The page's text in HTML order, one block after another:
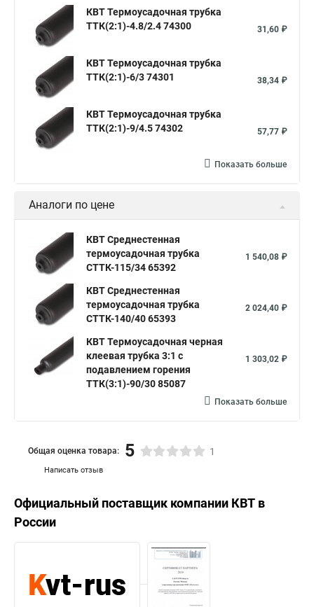
КВТ Термоусадочная трубка
ТТК(2:1)-4.8/2.4 74300
31,60 ₽
КВТ Термоусадочная трубка
ТТК(2:1)-6/3 74301
38,34 ₽
КВТ Термоусадочная трубка
ТТК(2:1)-9/4.5 74302
57,77 ₽
Показать больше
Аналоги по цене
КВТ Среднестенная
термоусадочная трубка
СТТК-115/34 65392
1 540,08 ₽
КВТ Среднестенная
термоусадочная трубка
СТТК-140/40 65393
2 024,40 ₽
КВТ Термоусадочная черная
клеевая трубка 3:1 с
подавлением горения
ТТК(3:1)-90/30 85087
1 303,02 ₽
Показать больше
Написать отзыв
Общая оценка товара: 5 1
Официальный поставщик компании КВТ в
России